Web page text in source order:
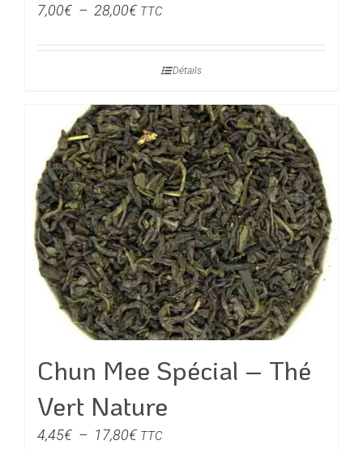
7,00€ – 28,00€Plage
prix :
7,00€
28,00€
TTC
Détails
Chun Mee Spécial – Thé
Vert Nature
4,45€ – 17,80€Plage
TTC